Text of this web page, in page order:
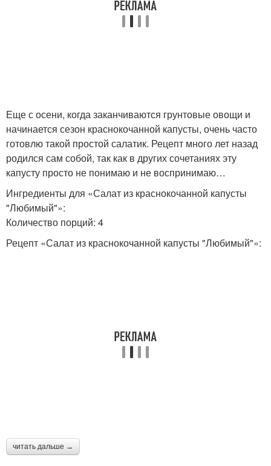
Еще с осени, когда заканчиваются грунтовые овощи и
начинается сезон краснокочанной капусты, очень часто
готовлю такой простой салатик. Рецепт много лет назад
родился сам собой, так как в других сочетаниях эту
капусту просто не понимаю и не воспринимаю…
Ингредиенты для «Салат из краснокочанной капусты
"Любимый"»:
Количество порций: 4
Рецепт «Салат из краснокочанной капусты "Любимый"»:
читать дальше →